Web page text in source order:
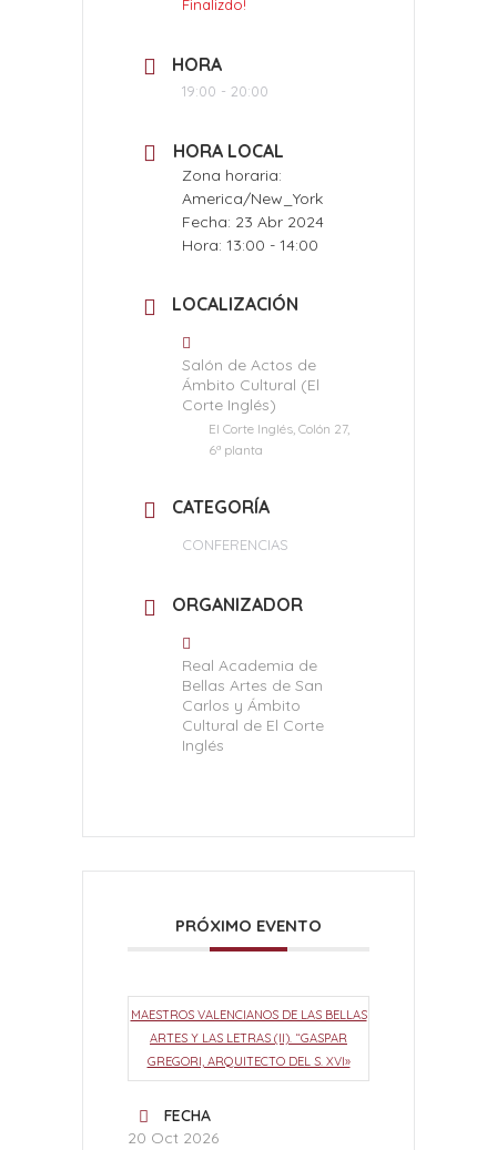
Finalizdo!
HORA
19:00 - 20:00
HORA LOCAL
Zona horaria:
America/New_York
Fecha: 23 Abr 2024
Hora: 13:00 - 14:00
LOCALIZACIÓN
Salón de Actos de
Ámbito Cultural (El
Corte Inglés)
El Corte Inglés, Colón 27,
6ª planta
CATEGORÍA
CONFERENCIAS
ORGANIZADOR
Real Academia de
Bellas Artes de San
Carlos y Ámbito
Cultural de El Corte
Inglés
PRÓXIMO EVENTO
MAESTROS VALENCIANOS DE LAS BELLAS
ARTES Y LAS LETRAS (II). “GASPAR
GREGORI, ARQUITECTO DEL S. XVI»
FECHA
20 Oct 2026